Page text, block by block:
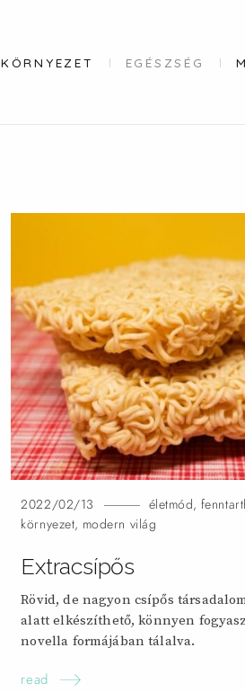
KÖRNYEZET EGÉSZSÉG
2022/02/13 életmód,
környezet, modern világ
Extracsípős
Rövid, de nagyon csípős
alatt elkészíthető, könnyen
novella formájában tálalva.
read